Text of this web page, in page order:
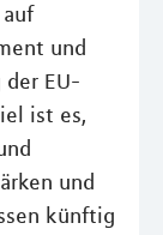
und
EU-
ist es,
und
künftig